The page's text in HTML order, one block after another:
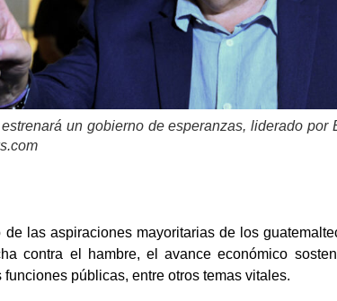
un gobierno de esperanzas, liderado por
las aspiraciones mayoritarias de los
contra el hambre, el avance económico
públicas, entre otros temas vitales.